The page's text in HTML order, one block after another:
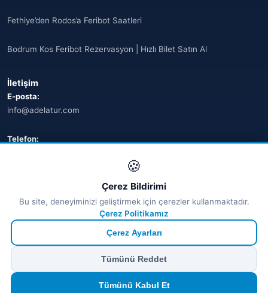
Fethiye’den Rodos’a Feribot Saatleri
Bodrum Kos Feribot Rezervasyon | Hızlı Bilet Satın Al
İletişim
E-posta:
info@adelatur.com
Telefon:
💬 WhatsApp
€ EUR $ USD
🍪
Çerez Bildirimi
Bu site, deneyiminizi geliştirmek için çerezler kullanmaktadır.
Çerez Politikamız
Çerez Ayarları
Tümünü Reddet
Tümünü Kabul Et